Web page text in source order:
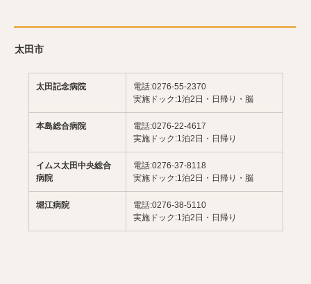
太田市
太田記念病院
電話:0276-55-2370
実施ドック:1泊2日・日帰り・脳
本島総合病院
電話:0276-22-4617
実施ドック:1泊2日・日帰り
イムス太田中央総合
病院
電話:0276-37-8118
実施ドック:1泊2日・日帰り・脳
堀江病院
電話:0276-38-5110
実施ドック:1泊2日・日帰り